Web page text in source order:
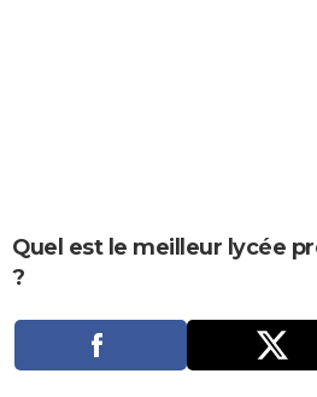
CARTE DE VOEUX
Dictionnaire
Biographies
Expressions
Proverbes
PROGRAMME TV
Quel est le meilleur lycée
?